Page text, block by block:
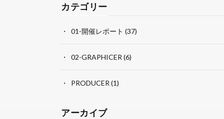
カテゴリー
01-開催レポート (37)
02-GRAPHICER (6)
PRODUCER (1)
アーカイブ